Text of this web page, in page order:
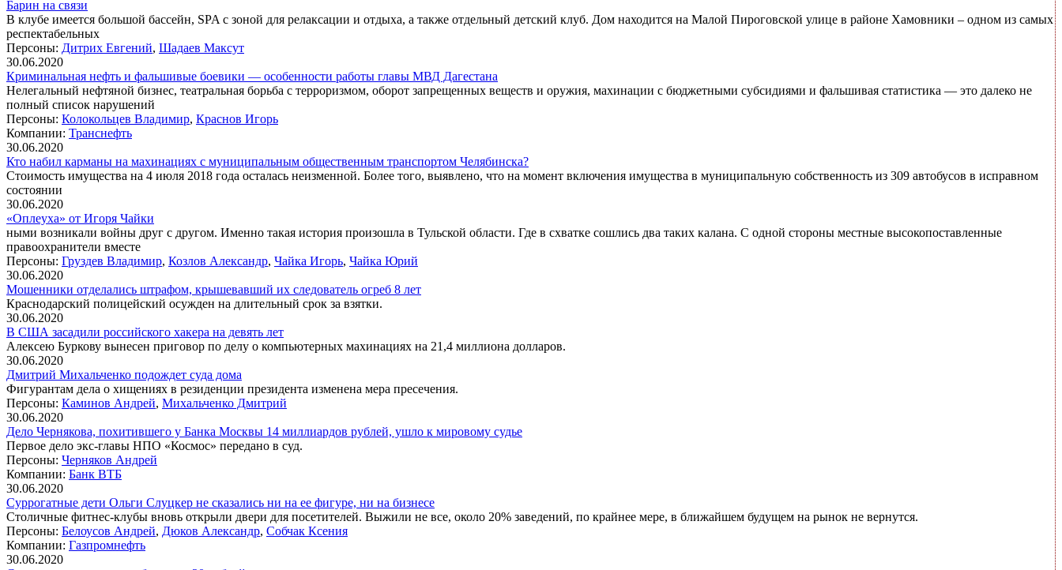
Барин на связи
В клубе имеется большой бассейн, SPA с зоной для релаксации и отдыха, а также отдельный детский клуб. Дом находится на Малой Пироговской улице в районе Хамовники – одном из самых
респектабельных
Персоны: Дитрих Евгений, Шадаев Максут
30.06.2020
Криминальная нефть и фальшивые боевики — особенности работы главы МВД Дагестана
Нелегальный нефтяной бизнес, театральная борьба с терроризмом, оборот запрещенных веществ и оружия, махинации с бюджетными субсидиями и фальшивая статистика — это далеко не
полный список нарушений
Персоны: Колокольцев Владимир, Краснов Игорь
Компании: Транснефть
30.06.2020
Кто набил карманы на махинациях с муниципальным общественным транспортом Челябинска?
Стоимость имущества на 4 июля 2018 года осталась неизменной. Более того, выявлено, что на момент включения имущества в муниципальную собственность из 309 автобусов в исправном
состоянии
30.06.2020
«Оплеуха» от Игоря Чайки
ными возникали войны друг с другом. Именно такая история произошла в Тульской области. Где в схватке сошлись два таких калана. С одной стороны местные высокопоставленные
правоохранители вместе
Персоны: Груздев Владимир, Козлов Александр, Чайка Игорь, Чайка Юрий
30.06.2020
Мошенники отделались штрафом, крышевавший их следователь огреб 8 лет
Краснодарский полицейский осужден на длительный срок за взятки.
30.06.2020
В США засадили российского хакера на девять лет
Алексею Буркову вынесен приговор по делу о компьютерных махинациях на 21,4 миллиона долларов.
30.06.2020
Дмитрий Михальченко подождет суда дома
Фигурантам дела о хищениях в резиденции президента изменена мера пресечения.
Персоны: Каминов Андрей, Михальченко Дмитрий
30.06.2020
Дело Чернякова, похитившего у Банка Москвы 14 миллиардов рублей, ушло к мировому судье
Первое дело экс-главы НПО «Космос» передано в суд.
Персоны: Черняков Андрей
Компании: Банк ВТБ
30.06.2020
Суррогатные дети Ольги Слуцкер не сказались ни на ее фигуре, ни на бизнесе
Столичные фитнес-клубы вновь открыли двери для посетителей. Выжили не все, около 20% заведений, по крайнее мере, в ближайшем будущем на рынок не вернутся.
Персоны: Белоусов Андрей, Дюков Александр, Собчак Ксения
Компании: Газпромнефть
30.06.2020